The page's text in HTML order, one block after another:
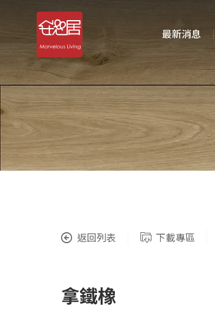
最新消息
返回列表 下載專區
拿鐵橡